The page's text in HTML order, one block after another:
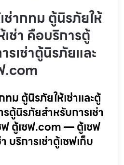
ช่ากทม ตู้นิรภัยให้
เช่า คือบริการตู้
รเช่าตู้นิรภัยและ
.com
ม ตู้นิรภัยให้เช่าและตู้
รตู้นิรภัยสำหรับการเช่า
ฟ ตู้เซฟ.com — ตู้เซฟ
บริการเช่าตู้เซฟเก็บ